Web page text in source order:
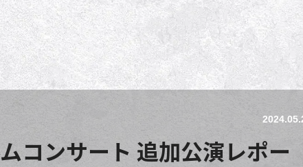
コンサート 追加公演レポー